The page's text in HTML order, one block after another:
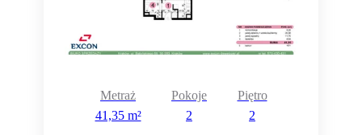
Metraż
41,35 m²
Pokoje
2
Piętro
2